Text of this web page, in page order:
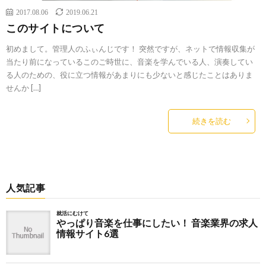
2017.08.06 2019.06.21
このサイトについて
初めまして。管理人のふぃんじです！ 突然ですが、ネットで情報収集が
当たり前になっているこのご時世に、音楽を学んでいる人、演奏してい
る人のための、役に立つ情報があまりにも少ないと感じたことはありま
せんか […]
続きを読む
人気記事